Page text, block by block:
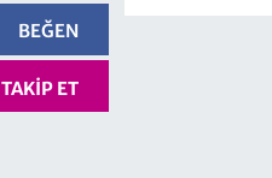
BEĞEN
TAKIP ET